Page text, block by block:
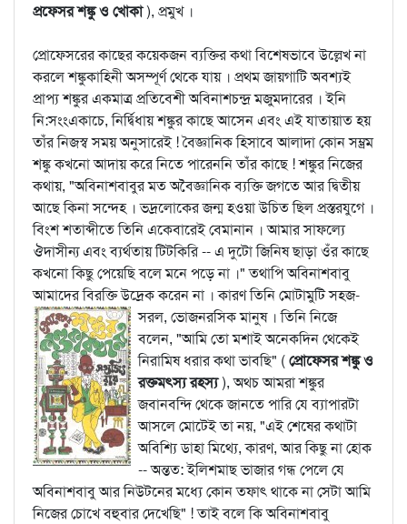
প্রফেসর শঙ্কু ও খোকা), প্রমুখ ।
প্রোফেসরের কাছের কয়েকজন ব্যক্তির কথা বিশেষভাবে উল্লেখ না
করলে শঙ্কুকাহিনী অসম্পূর্ণ থেকে যায় । প্রথম জায়গাটি অবশ্যই
প্রাপ্য শঙ্কুর একমাত্র প্রতিবেশী অবিনাশচন্দ্র মজুমদারের । ইনি
নি:সংংএকাচে, নির্দ্বিধায় শঙ্কুর কাছে আসেন এবং এই যাতায়াত হয়
তাঁর নিজস্ব সময় অনুসারেই ! বৈজ্ঞানিক হিসাবে আলাদা কোন সম্ভ্রম
শঙ্কু কখনো আদায় করে নিতে পারেননি তাঁর কাছে ! শঙ্কুর নিজের
কথায়, "অবিনাশবাবুর মত অবৈজ্ঞানিক ব্যক্তি জগতে আর দ্বিতীয়
আছে কিনা সন্দেহ । ভদ্রলোকের জন্ম হওয়া উচিত ছিল প্রস্তরযুগে ।
বিংশ শতাব্দীতে তিনি একেবারেই বেমানান । আমার সাফল্যে
ঔদাসীন্য এবং ব্যর্থতায় টিটকিরি -- এ দুটো জিনিষ ছাড়া ওঁর কাছে
কখনো কিছু পেয়েছি বলে মনে পড়ে না ।" তথাপি অবিনাশবাবু
আমাদের বিরক্তি উদ্রেক করেন না । কারণ তিনি মোটামুটি সহজ-
সরল, ভোজনরসিক মানুষ ।তিনি নিজে
বলেন, "আমি তো মশাই অনেকদিন থেকেই
নিরামিষ ধরার কথা ভাবছি" (প্রোফেসর শঙ্কু ও
রক্তমত্স্য রহস্য), অথচ আমরা শঙ্কুর
জবানবন্দি থেকে জানতে পারি যে ব্যাপারটা
আসলে মোটেই তা নয়, "এই শেষের কথাটা
অবিশ্যি ডাহা মিথ্যে, কারণ, আর কিছু না হোক
-- অন্তত: ইলিশমাছ ভাজার গন্ধ পেলে যে
অবিনাশবাবু আর নিউটনের মধ্যে কোন তফাৎ থাকে না সেটা আমি
নিজের চোখে বহুবার দেখেছি" ! তাই বলে কি অবিনাশবাবু